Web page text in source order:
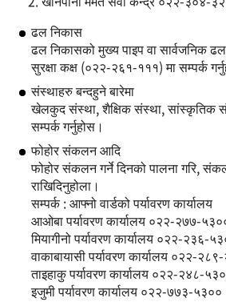
ढल निकास
ढल निकासको मुख्य पाइप वा सार्वजनिक
सुरक्षा कक्ष (०२२-२६१-१११) मा सम्पर्क
संस्थाहरु बन्दहुने बारेमा
खेलकुद संस्था, शैक्षिक संस्था, सांस्कृतिक
सम्पर्क गर्नुहोस।
फोहोर संकलन आदि
फोहोर संकलन गर्ने दिनको पालना गरि,
राखिदिनुहोला।
सम्पर्क : आफ्नो वार्डको पर्यावरण कार्यालय
आओबा पर्यावरण कार्यालय ०२२-२७७-
मियागीनो पर्यावरण कार्यालय ०२२-२३६-
वाकाबायासी पर्यावरण कार्यालय ०२२-
ताइहाकु पर्यावरण कार्यालय ०२२-२४८-
इजुमी पर्यावरण कार्यालय ०२२-७७३-५३००